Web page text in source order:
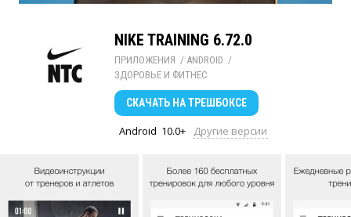
NIKE TRAINING 6.72.0
ПРИЛОЖЕНИЯ / ANDROID /
ЗДОРОВЬЕ И ФИТНЕС
СКАЧАТЬ НА ТРЕШБОКСЕ
Android 10.0+ Другие версии